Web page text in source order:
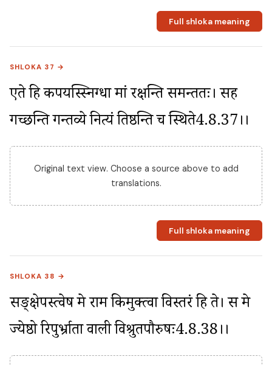
Full shloka meaning
SHLOKA 37 →
एते हि कपयस्स्निग्धा मां रक्षन्ति समन्ततः। सह
गच्छन्ति गन्तव्ये नित्यं तिष्ठन्ति च स्थिते4.8.37।।
Original text view. Choose a source above to add
translations.
Full shloka meaning
SHLOKA 38 →
सङ्क्षेपस्त्वेष मे राम किमुक्त्वा विस्तरं हि ते। स मे
ज्येष्ठो रिपुर्भ्राता वाली विश्रुतपौरुषः4.8.38।।